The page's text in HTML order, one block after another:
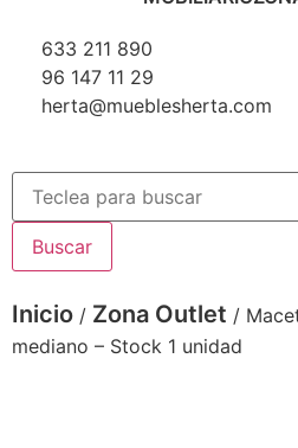
633 211 890
96 147 11 29
herta@mueblesherta.com
Buscar
Inicio / Zona Outlet /
mediano – Stock 1 unidad